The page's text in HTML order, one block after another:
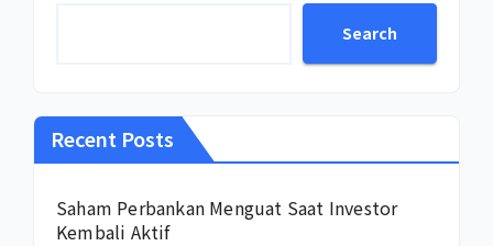
Search
Recent Posts
Saham Perbankan Menguat Saat Investor
Kembali Aktif